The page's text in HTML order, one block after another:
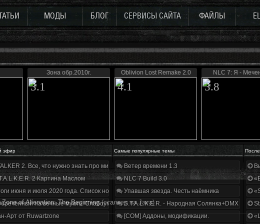
МОДЫ БЛОГ СЕРВИСЫ САЙТА ФАЙЛЫ
Зона обр.2010г.
3.1
Oblivion Lost Remake 2.0
4.1
NLC 7: Я -
3.8
эфир Самые популярные темы
2. Все, что нужно знать про мир, геймплей и сюжет | Разбор трейлера
2 Картина Маслом
июня и июля 2020 года. Список нововведений
на вечные муки». Слабоумие и отвага
Арт от Ruwartzone
Ветер времени 1.3
NLC 7 Build 3.0
Упавшая звезда. Честь наёмника
S.T.A.L.K.E.R. - Народная Солянка+DMX
[COM] Аддоны, модификации.
Zone of Alienation: The Beginning (сталкер на Java)